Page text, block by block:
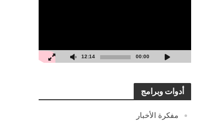
00:00
12:14
أدوات وبرامج
مفكرة الأخبار